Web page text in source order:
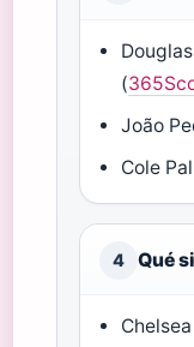
(
João
Cole
4 Qué